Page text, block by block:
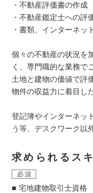
・不動産評価書の作成
・不動産鑑定士への評
・書類、インターネッ
個々の不動産の状況を
く、専門職的な業務で
土地と建物の価値で評
物件の収益力に着目し
登記簿やインターネッ
う等、デスクワーク以
求められるス
必須
■ 宅地建物取引士資格